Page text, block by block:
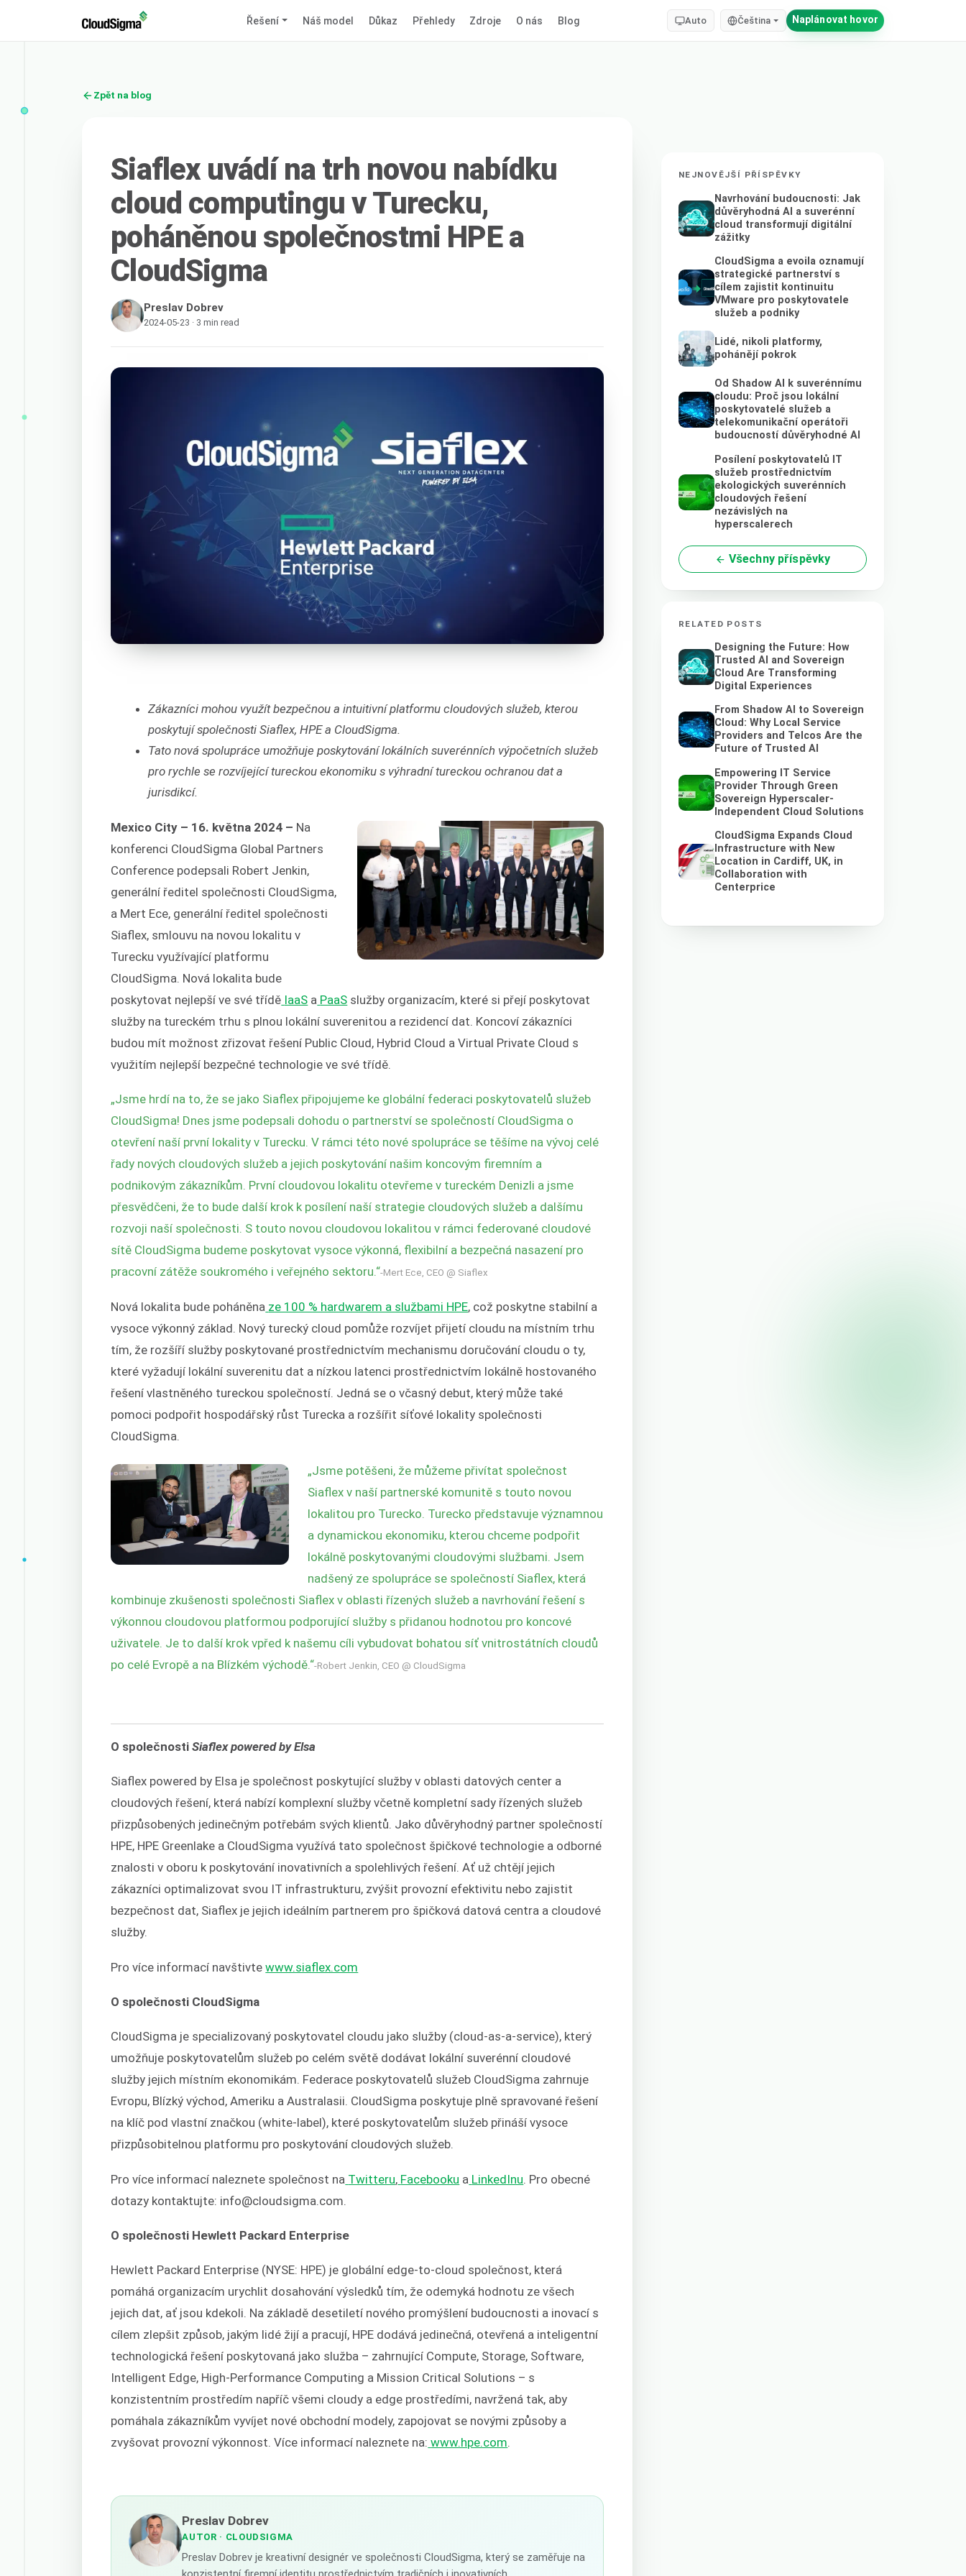
Řešení Náš model Důkaz Přehledy Zdroje O nás Blog Auto Čeština Naplánovat hovor
Zpět na blog
Siaflex uvádí na trh novou nabídku
cloud computingu v Turecku,
poháněnou společnostmi HPE a
CloudSigma
Preslav Dobrev
2024-05-23 · 3 min read
Zákazníci mohou využít bezpečnou a intuitivní platformu cloudových služeb, kterou
poskytují společnosti Siaflex, HPE a CloudSigma.
Tato nová spolupráce umožňuje poskytování lokálních suverénních výpočetních služeb
pro rychle se rozvíjející tureckou ekonomiku s výhradní tureckou ochranou dat a
jurisdikcí.
Mexico City – 16. května 2024 – Na
konferenci CloudSigma Global Partners
Conference podepsali Robert Jenkin,
generální ředitel společnosti CloudSigma,
a Mert Ece, generální ředitel společnosti
Siaflex, smlouvu na novou lokalitu v
Turecku využívající platformu
CloudSigma. Nová lokalita bude
poskytovat nejlepší ve své třídě IaaS a PaaS služby organizacím, které si přejí poskytovat
služby na tureckém trhu s plnou lokální suverenitou a rezidencí dat. Koncoví zákazníci
budou mít možnost zřizovat řešení Public Cloud, Hybrid Cloud a Virtual Private Cloud s
využitím nejlepší bezpečné technologie ve své třídě.
„Jsme hrdí na to, že se jako Siaflex připojujeme ke globální federaci poskytovatelů služeb
CloudSigma! Dnes jsme podepsali dohodu o partnerství se společností CloudSigma o
otevření naší první lokality v Turecku. V rámci této nové spolupráce se těšíme na vývoj celé
řady nových cloudových služeb a jejich poskytování našim koncovým firemním a
podnikovým zákazníkům. První cloudovou lokalitu otevřeme v tureckém Denizli a jsme
přesvědčeni, že to bude další krok k posílení naší strategie cloudových služeb a dalšímu
rozvoji naší společnosti. S touto novou cloudovou lokalitou v rámci federované cloudové
sítě CloudSigma budeme poskytovat vysoce výkonná, flexibilní a bezpečná nasazení pro
pracovní zátěže soukromého i veřejného sektoru.“-Mert Ece, CEO @ Siaflex
Nová lokalita bude poháněna ze 100 % hardwarem a službami HPE, což poskytne stabilní a
vysoce výkonný základ. Nový turecký cloud pomůže rozvíjet přijetí cloudu na místním trhu
tím, že rozšíří služby poskytované prostřednictvím mechanismu doručování cloudu o ty,
kterévyžadují lokální suverenitu dat a nízkou latenci prostřednictvím lokálně hostovaného
řešení vlastněného tureckou společností. Jedná se o včasný debut, který může také
pomoci podpořit hospodářský růst Turecka a rozšířit síťové lokality společnosti
CloudSigma.
„Jsme potěšeni, že můžeme přivítat společnost
Siaflex v naší partnerské komunitě s touto novou
lokalitou pro Turecko. Turecko představuje významnou
a dynamickou ekonomiku, kterou chceme podpořit
lokálně poskytovanými cloudovými službami. Jsem
nadšený ze spolupráce se společností Siaflex, která
kombinuje zkušenosti společnosti Siaflex v oblasti řízených služeb a navrhování řešení s
výkonnou cloudovou platformou podporující služby s přidanou hodnotou pro koncové
uživatele. Je to další krok vpřed k našemu cíli vybudovat bohatou síť vnitrostátních cloudů
po celé Evropě a na Blízkém východě.“-Robert Jenkin, CEO @ CloudSigma
O společnostiSiaflex powered by Elsa
Siaflex powered by Elsa je společnost poskytující služby v oblasti datových center a
cloudových řešení, která nabízí komplexní služby včetně kompletní sady řízených služeb
přizpůsobených jedinečným potřebám svých klientů. Jako důvěryhodný partner společností
HPE, HPE Greenlake a CloudSigma využívá tato společnost špičkové technologie a odborné
znalosti v oboru k poskytování inovativních a spolehlivých řešení. Ať už chtějí jejich
zákazníci optimalizovat svou IT infrastrukturu, zvýšit provozní efektivitu nebo zajistit
bezpečnost dat, Siaflex je jejich ideálním partnerem pro špičková datová centra a cloudové
služby.
Pro více informací navštivtewww.siaflex.com
O společnosti CloudSigma
CloudSigma je specializovaný poskytovatel cloudu jako služby (cloud-as-a-service), který
umožňuje poskytovatelům služeb po celém světě dodávat lokální suverénní cloudové
služby jejich místním ekonomikám. Federace poskytovatelů služeb CloudSigma zahrnuje
Evropu, Blízký východ, Ameriku a Australasii. CloudSigma poskytuje plně spravované řešení
na klíč pod vlastní značkou (white-label), které poskytovatelům služeb přináší vysoce
přizpůsobitelnou platformu pro poskytování cloudových služeb.
Pro více informací naleznete společnost na Twitteru, Facebooku a LinkedInu . Pro obecné
dotazy kontaktujte: info@cloudsigma.com.
O společnosti Hewlett Packard Enterprise
Hewlett Packard Enterprise (NYSE: HPE) je globální edge-to-cloud společnost, která
pomáhá organizacím urychlit dosahování výsledků tím, že odemyká hodnotu ze všech
jejich dat, ať jsou kdekoli. Na základě desetiletí nového promýšlení budoucnosti a inovací s
cílem zlepšit způsob, jakým lidé žijí a pracují, HPE dodává jedinečná, otevřená a inteligentní
technologická řešení poskytovaná jako služba – zahrnující Compute, Storage, Software,
Intelligent Edge, High-Performance Computing a Mission Critical Solutions – s
konzistentním prostředím napříč všemi cloudy a edge prostředími, navržená tak, aby
pomáhala zákazníkům vyvíjet nové obchodní modely, zapojovat se novými způsoby a
zvyšovat provozní výkonnost. Více informací naleznete na: www.hpe.com.
Preslav Dobrev
AUTOR · CLOUDSIGMA
Preslav Dobrev je kreativní designér ve společnosti CloudSigma, který se zaměřuje na
NEJNOVĚJŠÍ PŘÍSPĚVKY
Navrhování budoucnosti: Jak
důvěryhodná AI a suverénní
cloud transformují digitální
zážitky
CloudSigma a evoila oznamují
strategické partnerství s
cílem zajistit kontinuitu
VMware pro poskytovatele
služeb a podniky
Lidé, nikoli platformy,
pohánějí pokrok
Od Shadow AI k suverénnímu
cloudu: Proč jsou lokální
poskytovatelé služeb a
telekomunikační operátoři
budoucností důvěryhodné AI
Posílení poskytovatelů IT
služeb prostřednictvím
ekologických suverénních
cloudových řešení
nezávislých na
hyperscalerech
Všechny příspěvky
RELATED POSTS
Designing the Future: How
Trusted AI and Sovereign
Cloud Are Transforming
Digital Experiences
From Shadow AI to Sovereign
Cloud: Why Local Service
Providers and Telcos Are the
Future of Trusted AI
Empowering IT Service
Provider Through Green
Sovereign Hyperscaler-
Independent Cloud Solutions
CloudSigma Expands Cloud
Infrastructure with New
Location in Cardiff, UK, in
Collaboration with
Centerprice